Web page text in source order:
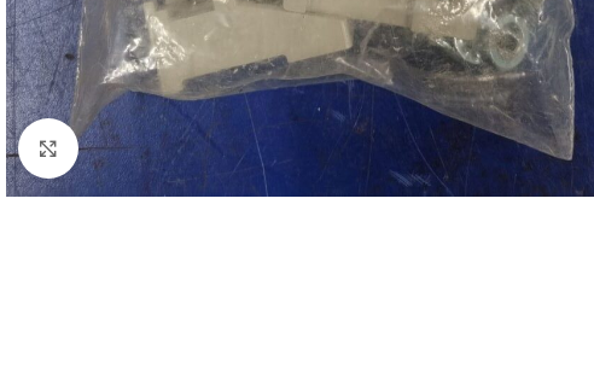
Click to enlarge